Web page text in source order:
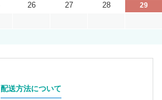
26 27 28
29
配送方法について